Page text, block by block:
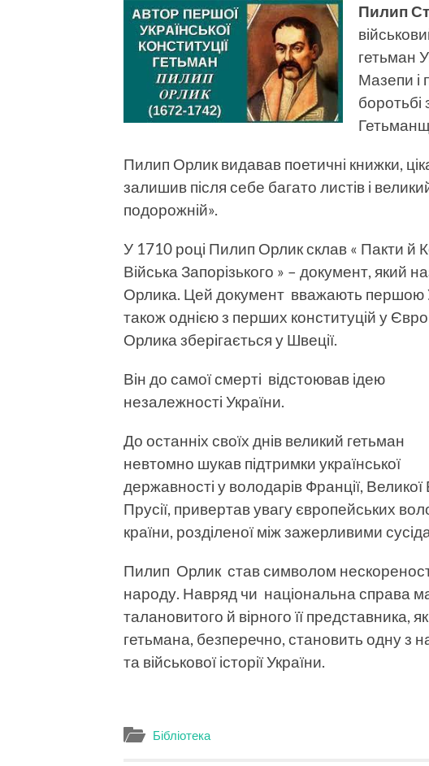
Пилип
гетьман
Мазепи і
боротьбі
Пилип Орлик видавав поетичні книжки,
залишив після себе багато листів і
подорожній».
У 1710 році Пилип Орлик склав « Пакти й
Війська Запорізького » – документ, який
Орлика. Цей документ вважають першою
також однією з перших конституцій у
Орлика зберігається у Швеції.
Він до самої смерті відстоював ідею
незалежності України.
До останніх своїх днів великий гетьман
невтомно шукав підтримки української
державності у володарів Франції, Великої
Прусії, привертав увагу європейських
країни, розділеної між зажерливими
Пилип Орлик став символом
народу. Навряд чи національна справа
талановитого й вірного її представника,
гетьмана, безперечно, становить одну з
та військової історії України.
Бібліотека